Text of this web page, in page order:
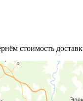
стоимость